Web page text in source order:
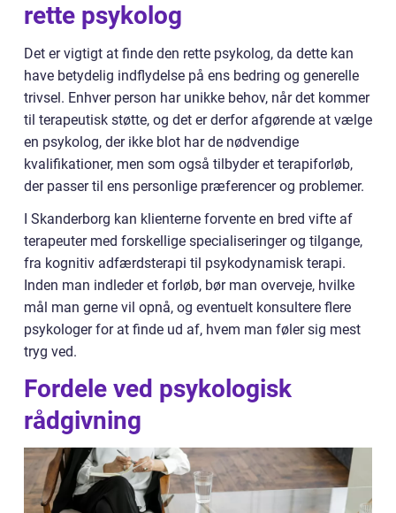
rette psykolog
Det er vigtigt at finde den rette psykolog, da dette kan
have betydelig indflydelse på ens bedring og generelle
trivsel. Enhver person har unikke behov, når det kommer
til terapeutisk støtte, og det er derfor afgørende at vælge
en psykolog, der ikke blot har de nødvendige
kvalifikationer, men som også tilbyder et terapiforløb,
der passer til ens personlige præferencer og problemer.
I Skanderborg kan klienterne forvente en bred vifte af
terapeuter med forskellige specialiseringer og tilgange,
fra kognitiv adfærdsterapi til psykodynamisk terapi.
Inden man indleder et forløb, bør man overveje, hvilke
mål man gerne vil opnå, og eventuelt konsultere flere
psykologer for at finde ud af, hvem man føler sig mest
tryg ved.
Fordele ved psykologisk
rådgivning